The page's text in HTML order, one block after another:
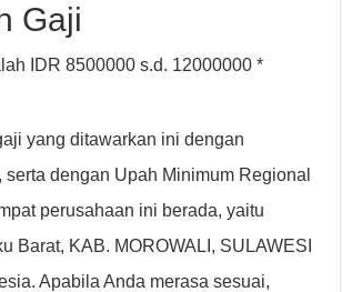
Gaji
IDR 8500000 s.d. 12000000 *
yang ditawarkan ini dengan
serta dengan Upah Minimum Regional
perusahaan ini berada, yaitu
Barat, KAB. MOROWALI, SULAWESI
Apabila Anda merasa sesuai,